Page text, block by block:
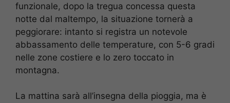
funzionale, dopo la tregua concessa questa
notte dal maltempo, la situazione tornerà a
peggiorare: intanto si registra un notevole
abbassamento delle temperature, con 5-6 gradi
nelle zone costiere e lo zero toccato in
montagna.
La mattina sarà all’insegna della pioggia, ma è